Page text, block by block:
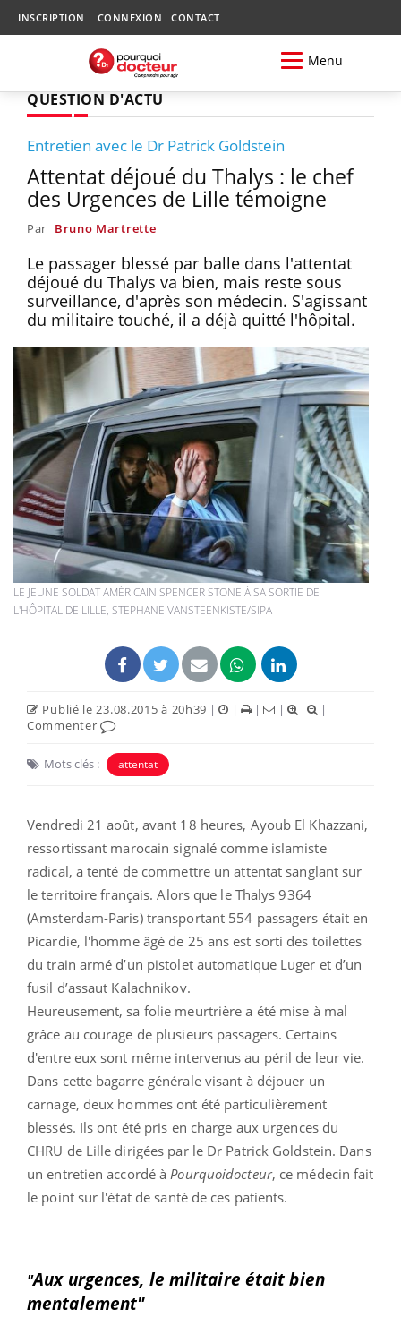
INSCRIPTION CONNEXION CONTACT
Menu
QUESTION D'ACTU
Entretien avec le Dr Patrick Goldstein
Attentat déjoué du Thalys : le chef
des Urgences de Lille témoigne
Par Bruno Martrette
Le passager blessé par balle dans l'attentat
déjoué du Thalys va bien, mais reste sous
surveillance, d'après son médecin. S'agissant
du militaire touché, il a déjà quitté l'hôpital.
LE JEUNE SOLDAT AMÉRICAIN SPENCER STONE À SA SORTIE DE
L'HÔPITAL DE LILLE, STEPHANE VANSTEENKISTE/SIPA
Publié le 23.08.2015 à 20h39 | | | |
|
Commenter
Mots clés : attentat
Vendredi 21 août, avant 18 heures, Ayoub El Khazzani,
ressortissant marocain signalé comme islamiste
radical, a tenté de commettre un attentat sanglant sur
le territoire français. Alors que le Thalys 9364
(Amsterdam-Paris) transportant 554 passagers était en
Picardie, l'homme âgé de 25 ans est sorti des toilettes
du train armé d’un pistolet automatique Luger et d’un
fusil d’assaut Kalachnikov.
Heureusement, sa folie meurtrière a été mise à mal
grâce au courage de plusieurs passagers. Certains
d'entre eux sont même intervenus au péril de leur vie.
Dans cette bagarre générale visant à déjouer un
carnage, deux hommes ont été particulièrement
blessés. Ils ont été pris en charge aux urgences du
CHRU de Lille dirigées par le Dr Patrick Goldstein. Dans
un entretien accordé à Pourquoidocteur, ce médecin fait
le point sur l'état de santé de ces patients.
"Aux urgences, le militaire était bien
mentalement"